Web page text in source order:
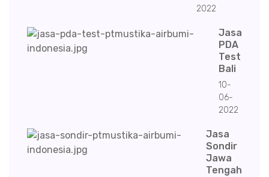
2022
Jasa
PDA
Test
Bali
10-
06-
2022
Jasa
Sondir
Jawa
Tengah